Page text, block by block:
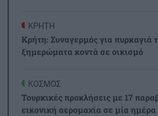
ΚΡΗΤΗ
Κρήτη: Συναγερμός για πυρκαγιά
ξημερώματα κοντά σε οικισμό
ΚΟΣΜΟΣ
Τουρκικές προκλήσεις με 17
εικονική αερομαχία σε μία ημέρα